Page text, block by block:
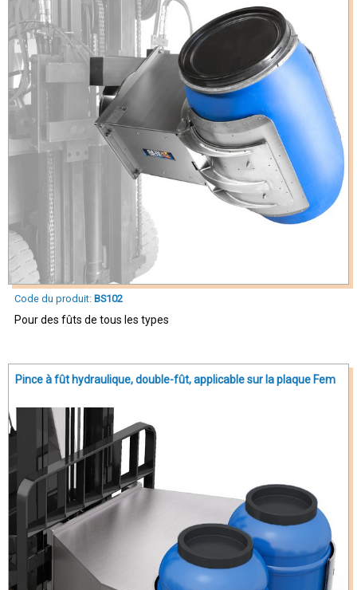
Code du produit: BS102
Pour des fûts de tous les types
Pince à fût hydraulique, double-fût, applicable sur la plaque Fem